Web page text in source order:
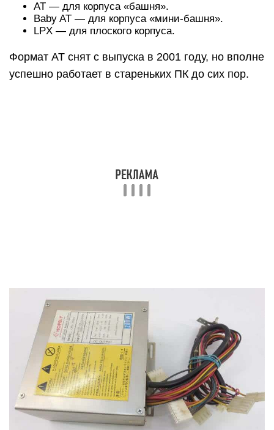
AT — для корпуса «башня».
Baby AT — для корпуса «мини-башня».
LPX — для плоского корпуса.
Формат AT снят с выпуска в 2001 году, но вполне
успешно работает в стареньких ПК до сих пор.